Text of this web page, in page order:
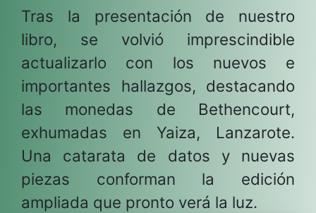
Tras la presentación de nuestro
libro, se volvió imprescindible
actualizarlo con los nuevos e
importantes hallazgos, destacando
las monedas de Bethencourt,
exhumadas en Yaiza, Lanzarote.
Una catarata de datos y nuevas
piezas conforman la edición
ampliada que pronto verá la luz.